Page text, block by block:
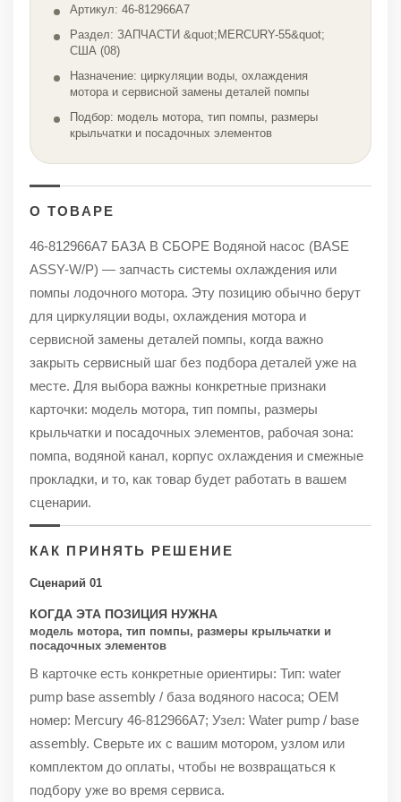
Артикул: 46-812966А7
Раздел: ЗАПЧАСТИ &quot;MERCURY-55&quot;
США (08)
Назначение: циркуляции воды, охлаждения
мотора и сервисной замены деталей помпы
Подбор: модель мотора, тип помпы, размеры
крыльчатки и посадочных элементов
О ТОВАРЕ
46-812966А7 БАЗА В СБОРЕ Водяной насос (BASE
ASSY-W/P) — запчасть системы охлаждения или
помпы лодочного мотора. Эту позицию обычно берут
для циркуляции воды, охлаждения мотора и
сервисной замены деталей помпы, когда важно
закрыть сервисный шаг без подбора деталей уже на
месте. Для выбора важны конкретные признаки
карточки: модель мотора, тип помпы, размеры
крыльчатки и посадочных элементов, рабочая зона:
помпа, водяной канал, корпус охлаждения и смежные
прокладки, и то, как товар будет работать в вашем
сценарии.
КАК ПРИНЯТЬ РЕШЕНИЕ
Сценарий 01
КОГДА ЭТА ПОЗИЦИЯ НУЖНА
модель мотора, тип помпы, размеры крыльчатки и
посадочных элементов
В карточке есть конкретные ориентиры: Тип: water
pump base assembly / база водяного насоса; OEM
номер: Mercury 46-812966A7; Узел: Water pump / base
assembly. Сверьте их с вашим мотором, узлом или
комплектом до оплаты, чтобы не возвращаться к
подбору уже во время сервиса.